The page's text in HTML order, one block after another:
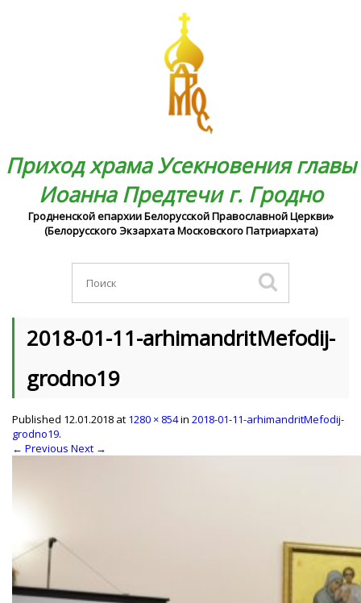
Приход храма Усекновения главы
Иоанна Предтечи г. Гродно
Гродненской епархии Белорусской Православной Церкви»
(Белорусского Экзархата Московского Патриархата)
2018-01-11-arhimandritMefodij-
grodno19
Published 12.01.2018 at 1280 × 854in 2018-01-11-arhimandritMefodij-
grodno19.
← Previous Next →